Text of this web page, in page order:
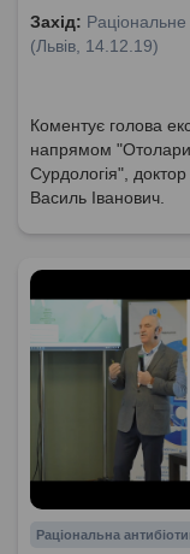
Захід:
(Львів, 14.12.19)
Коментує голова
напрямом
Сурдологія",
Василь Іванович.
Раціональна